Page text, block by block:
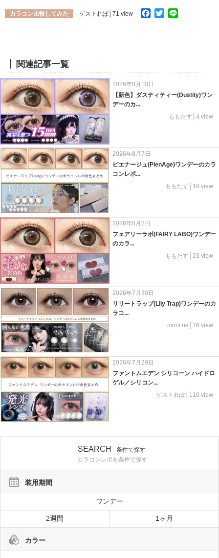
カラコン比較してみた ゲストれぽ│71 view Facebook
Twitter
関連記事一覧
2026年8月10日
【新色】ダスティティー(Dustity)ワン
デーのカ...
ももたす│4 view
2026年8月7日
ピエナージュ(PienAge)ワンデーのカラ
コンレポ...
ももたす│18 view
2026年8月2日
フェアリーラボ(FAIRY LABO)ワンデー
のカラ...
ももたす│23 view
2026年7月30日
リリートラップ(Lily Trap)ワンデーのカ
ラコ...
moni.ne│76 view
2026年7月29日
ファントムエデン シリコーン ハイドロ
ゲル／シリコン...
ゲストれぽ│110 view
SEARCH
-条件で探す-
カラコンレポを条件で探す
装用期間
ワンデー
2週間 1ヶ月
カラー